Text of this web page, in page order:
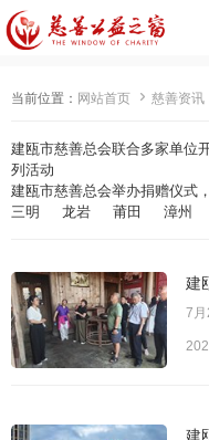
当前位置： 网站首页  慈善资讯
建瓯市慈善总会联合多家单位
列活动
建瓯市慈善总会举办捐赠仪式
三明
龙岩 莆田 漳州